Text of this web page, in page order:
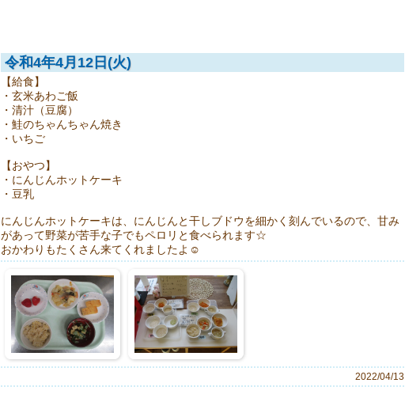
令和4年4月12日(火)
【給食】
・玄米あわご飯
・清汁（豆腐）
・鮭のちゃんちゃん焼き
・いちご
【おやつ】
・にんじんホットケーキ
・豆乳
にんじんホットケーキは、にんじんと干しブドウを細かく刻んでいるので、甘み
があって野菜が苦手な子でもペロリと食べられます☆
おかわりもたくさん来てくれましたよ☺
2022/04/13